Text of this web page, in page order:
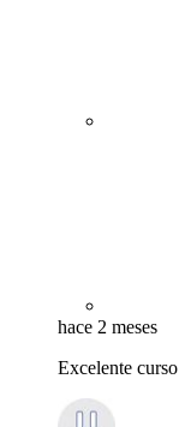
hace 2 meses
Excelente curso